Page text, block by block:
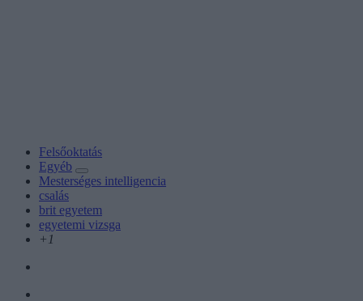
Felsőoktatás
Egyéb
Mesterséges intelligencia
csalás
brit egyetem
egyetemi vizsga
+1